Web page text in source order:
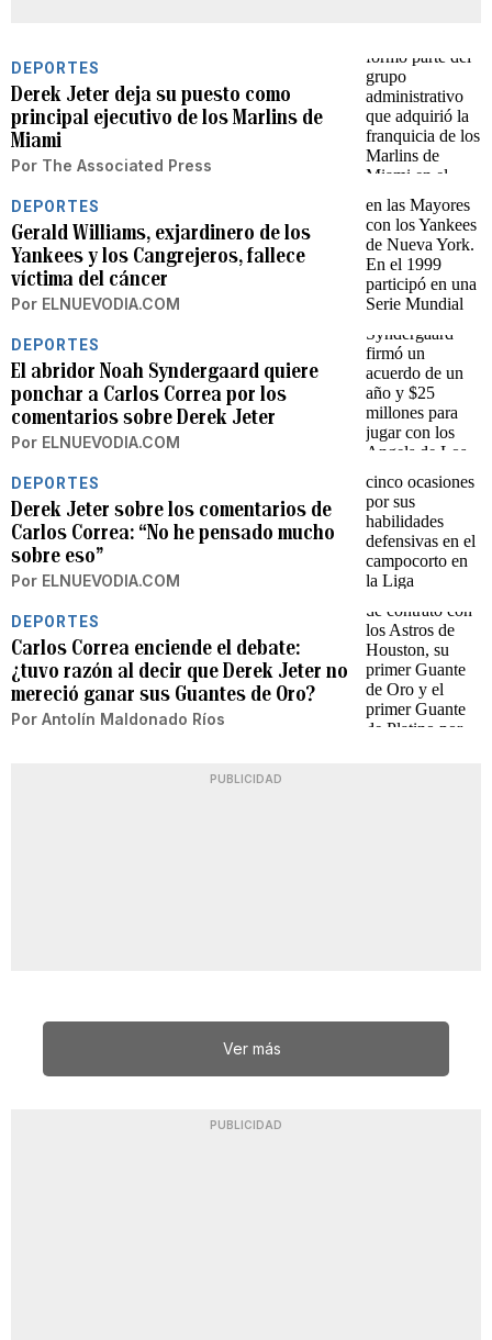
DEPORTES
Derek Jeter deja su puesto como
principal ejecutivo de los Marlins de
Miami
Por The Associated Press
DEPORTES
Gerald Williams, exjardinero de los
Yankees y los Cangrejeros, fallece
víctima del cáncer
Por ELNUEVODIA.COM
DEPORTES
El abridor Noah Syndergaard quiere
ponchar a Carlos Correa por los
comentarios sobre Derek Jeter
Por ELNUEVODIA.COM
DEPORTES
Derek Jeter sobre los comentarios de
Carlos Correa: “No he pensado mucho
sobre eso”
Por ELNUEVODIA.COM
DEPORTES
Carlos Correa enciende el debate:
¿tuvo razón al decir que Derek Jeter no
mereció ganar sus Guantes de Oro?
Por Antolín Maldonado Ríos
PUBLICIDAD
Ver más
PUBLICIDAD